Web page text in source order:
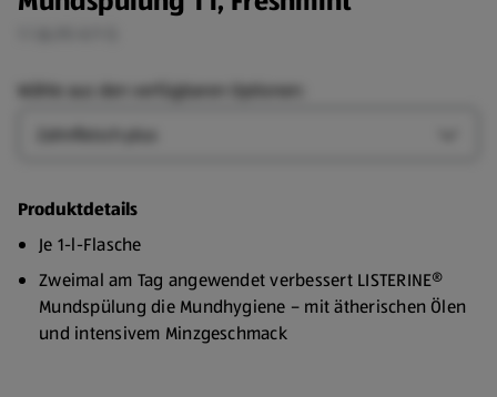
Wähle aus den verfügbaren Optionen:
Produktdetails
Je 1-l-Flasche
Zweimal am Tag angewendet verbessert LISTERINE®
Mundspülung die Mundhygiene – mit ätherischen Ölen
und intensivem Minzgeschmack